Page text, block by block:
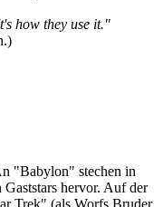
how they use it."
"Babylon" stechen in
hervor. Auf der
Trek" (als Worfs Bruder